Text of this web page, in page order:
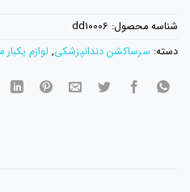
شناسه محصول: dd10006
دسته: سرساکشن دندانپزشکی, لوازم